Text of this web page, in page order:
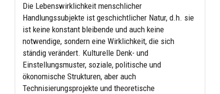
Die Lebenswirklichkeit menschlicher
Handlungssubjekte ist geschichtlicher Natur, d.h. sie
ist keine konstant bleibende und auch keine
notwendige, sondern eine Wirklichkeit, die sich
ständig verändert. Kulturelle Denk- und
Einstellungsmuster, soziale, politische und
ökonomische Strukturen, aber auch
Technisierungsprojekte und theoretische